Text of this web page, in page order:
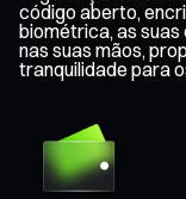
código aberto,
biométrica, as
nas suas mãos,
tranquilidade para